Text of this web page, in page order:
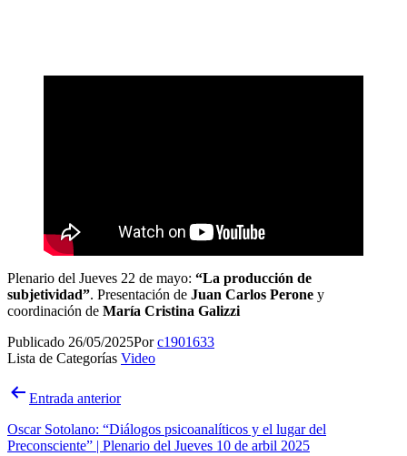
Plenario del Jueves 22 de mayo: “La producción de
subjetividad”. Presentación de Juan Carlos Perone y
coordinación de María Cristina Galizzi
Publicado 26/05/2025Porc1901633
Lista de Categorías Video
Navegación
entradas
Entrada anterior
Oscar Sotolano: “Diálogos psicoanalíticos y el lugar del
Preconsciente” | Plenario del Jueves 10 de arbil 2025